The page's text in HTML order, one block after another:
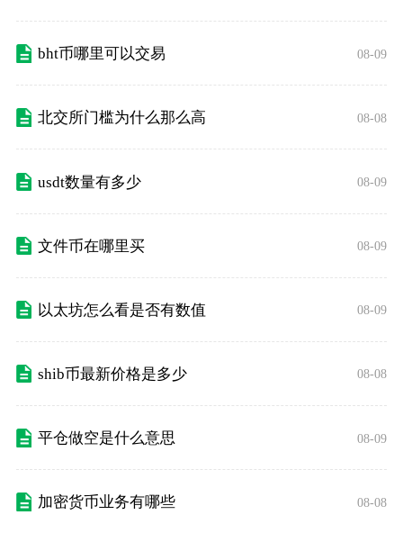
bht币哪里可以交易 08-09
北交所门槛为什么那么高 08-08
usdt数量有多少 08-09
文件币在哪里买 08-09
以太坊怎么看是否有数值 08-09
shib币最新价格是多少 08-08
平仓做空是什么意思 08-09
加密货币业务有哪些 08-08